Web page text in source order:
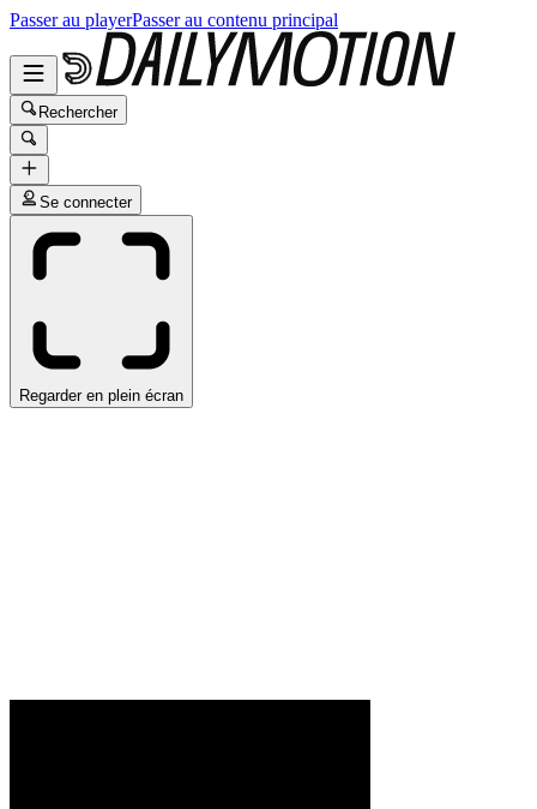
Passer au playerPasser au contenu principal
Rechercher
Se connecter
Regarder en plein écran